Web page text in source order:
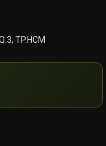
TP.HCM